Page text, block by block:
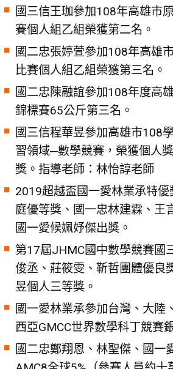
國三信王珈參加108年高雄市
賽個人組乙組榮獲第二名。
國二忠張婷萱參加108年高雄
比賽個人組乙組榮獲第三名。
國二忠陳融誼參加108年度高
錦標賽65公斤第三名。
國三信程華昱參加高雄市108
習領域─數學競賽，榮獲個人
獎。指導老師：林怡諄老師
2019超越盃國一愛林業承特
庭優等獎、國一忠林建霖、王
國一愛候姵妤傑出獎。
第17屆JHMC國中數學競賽國
俊丞、莊筱雯、靳哲團體優良
昱個人三等獎。
國一愛林業承參加台灣、大陸
西亞GMCC世界數學科丁競賽
國二忠鄭翔恩、林聖傑、國一